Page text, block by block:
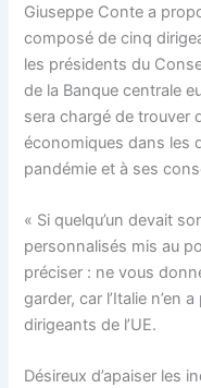
Giuseppe Conte a
composé de cinq
les présidents du
de la Banque centrale
sera chargé de trouver
économiques dans les
pandémie et à ses
« Si quelqu’un devait
personnalisés mis au
préciser : ne vous
garder, car l’Italie n’en
dirigeants de l’UE.
Désireux d’apaiser les